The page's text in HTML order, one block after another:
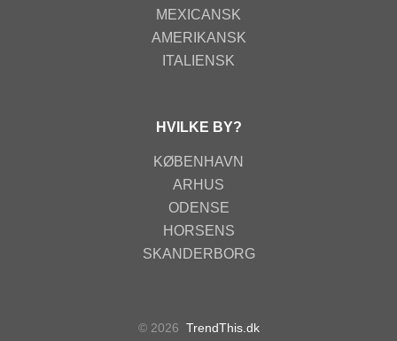
MEXICANSK
AMERIKANSK
ITALIENSK
HVILKE BY?
KØBENHAVN
ARHUS
ODENSE
HORSENS
SKANDERBORG
© 2026 TrendThis.dk